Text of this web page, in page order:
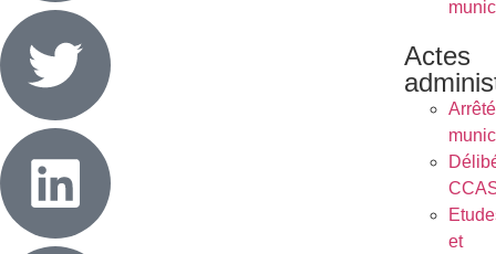
Actes
et